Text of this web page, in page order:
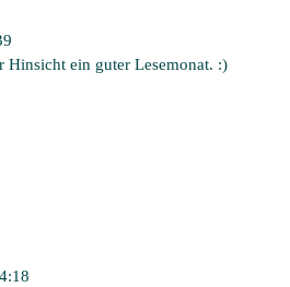
Hinsicht ein guter Lesemonat. :)